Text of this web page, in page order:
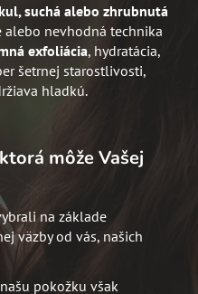
suchá alebo zhrubnutá
alebo nevhodná technika
exfoliácia, hydratácia,
šetrnej starostlivosti,
hladkú.
môže Vašej
na základe
väzby od vás, našich
pokožku však